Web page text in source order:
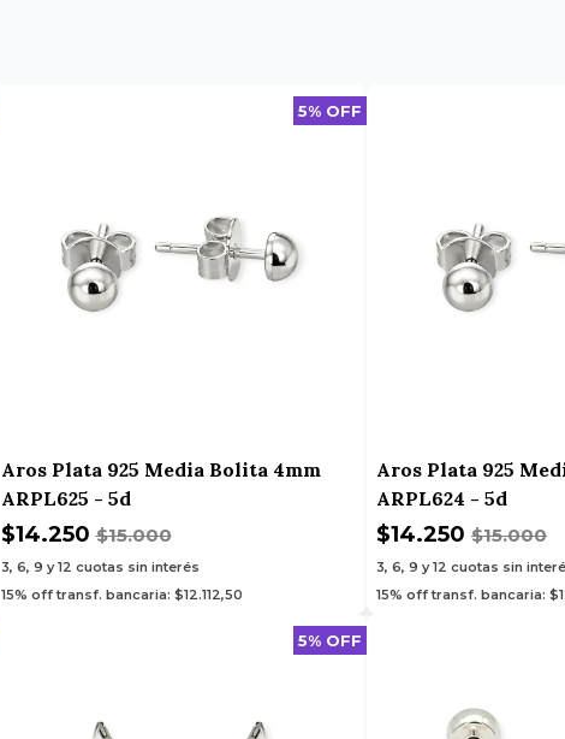
5% OFF
Aros Plata 925 Media Bolita 4mm
ARPL625 - 5d
$14.250$15.000
3, 6, 9 y 12 cuotas sin interés
15% off transf. bancaria: $12.112,50
Aros Plata 925
ARPL624 - 5d
$14.250 $15.000
3, 6, 9 y 12 cuotas sin
15% off transf. bancaria:
5% OFF